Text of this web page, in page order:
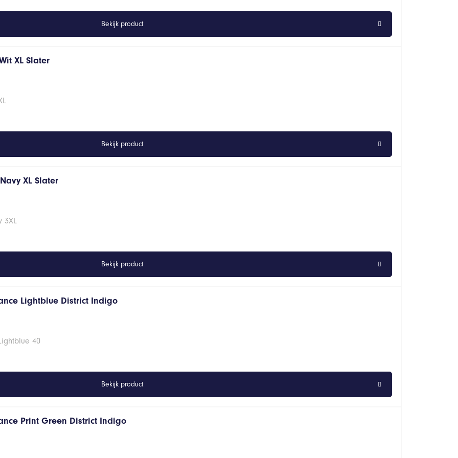
Bekijk product
XL Slater
Bekijk product
XL Slater
3XL
Bekijk product
Lightblue District Indigo
40
Bekijk product
Print Green District Indigo